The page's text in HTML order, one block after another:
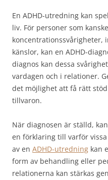
En ADHD-utredning kan
liv. För personer som
koncentrationssvårigheter,
känslor, kan en ADHD-
diagnos kan dessa
vardagen och i relationer.
det möjlighet att få rätt
tillvaron.
När diagnosen är ställd,
en förklaring till varför
av en ADHD-utredning kan
form av behandling eller
relationerna kan stärkas